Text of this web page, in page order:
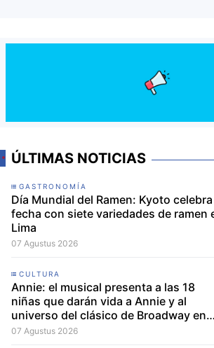
ÚLTIMAS NOTICIAS
GASTRONOMÍA
Día Mundial del Ramen: Kyoto celebra
fecha con siete variedades de ramen
Lima
07 Agustus 2026
CULTURA
Annie: el musical presenta a las 18
niñas que darán vida a Annie y al
universo del clásico de Broadway en
Lima
07 Agustus 2026